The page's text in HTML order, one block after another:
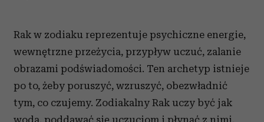
Rak w zodiaku reprezentuje psychiczne energie,
wewnętrzne przeżycia, przypływ uczuć, zalanie
obrazami podświadomości. Ten archetyp istnieje
po to, żeby poruszyć, wzruszyć, obezwładnić
tym, co czujemy. Zodiakalny Rak uczy być jak
woda, poddawać się uczuciom i płynąć z nimi.